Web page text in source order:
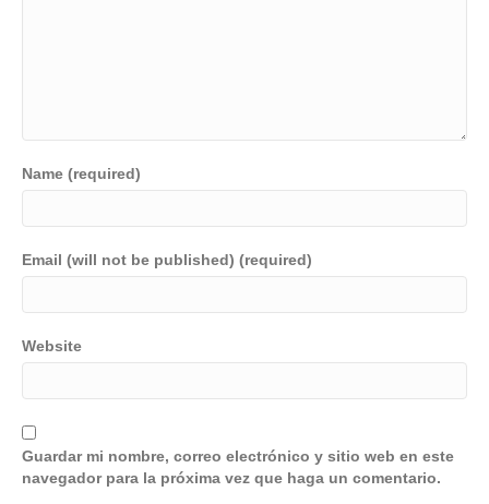
Name (required)
Email (will not be published) (required)
Website
Guardar mi nombre, correo electrónico y sitio web en este
navegador para la próxima vez que haga un comentario.